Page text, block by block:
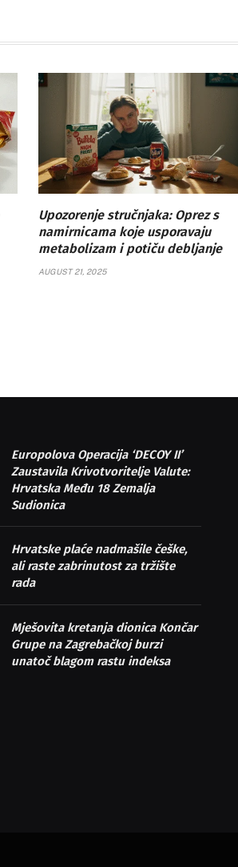
Upozorenje stručnjaka: Oprez s
namirnicama koje usporavaju
metabolizam i potiču debljanje
AUGUST 21, 2025
Europolova Operacija ‘DECOY II’
Zaustavila Krivotvoritelje Valute:
Hrvatska Među 18 Zemalja
Sudionica
Hrvatske plaće nadmašile češke,
ali raste zabrinutost za tržište
rada
Mješovita kretanja dionica Končar
Grupe na Zagrebačkoj burzi
unatoč blagom rastu indeksa